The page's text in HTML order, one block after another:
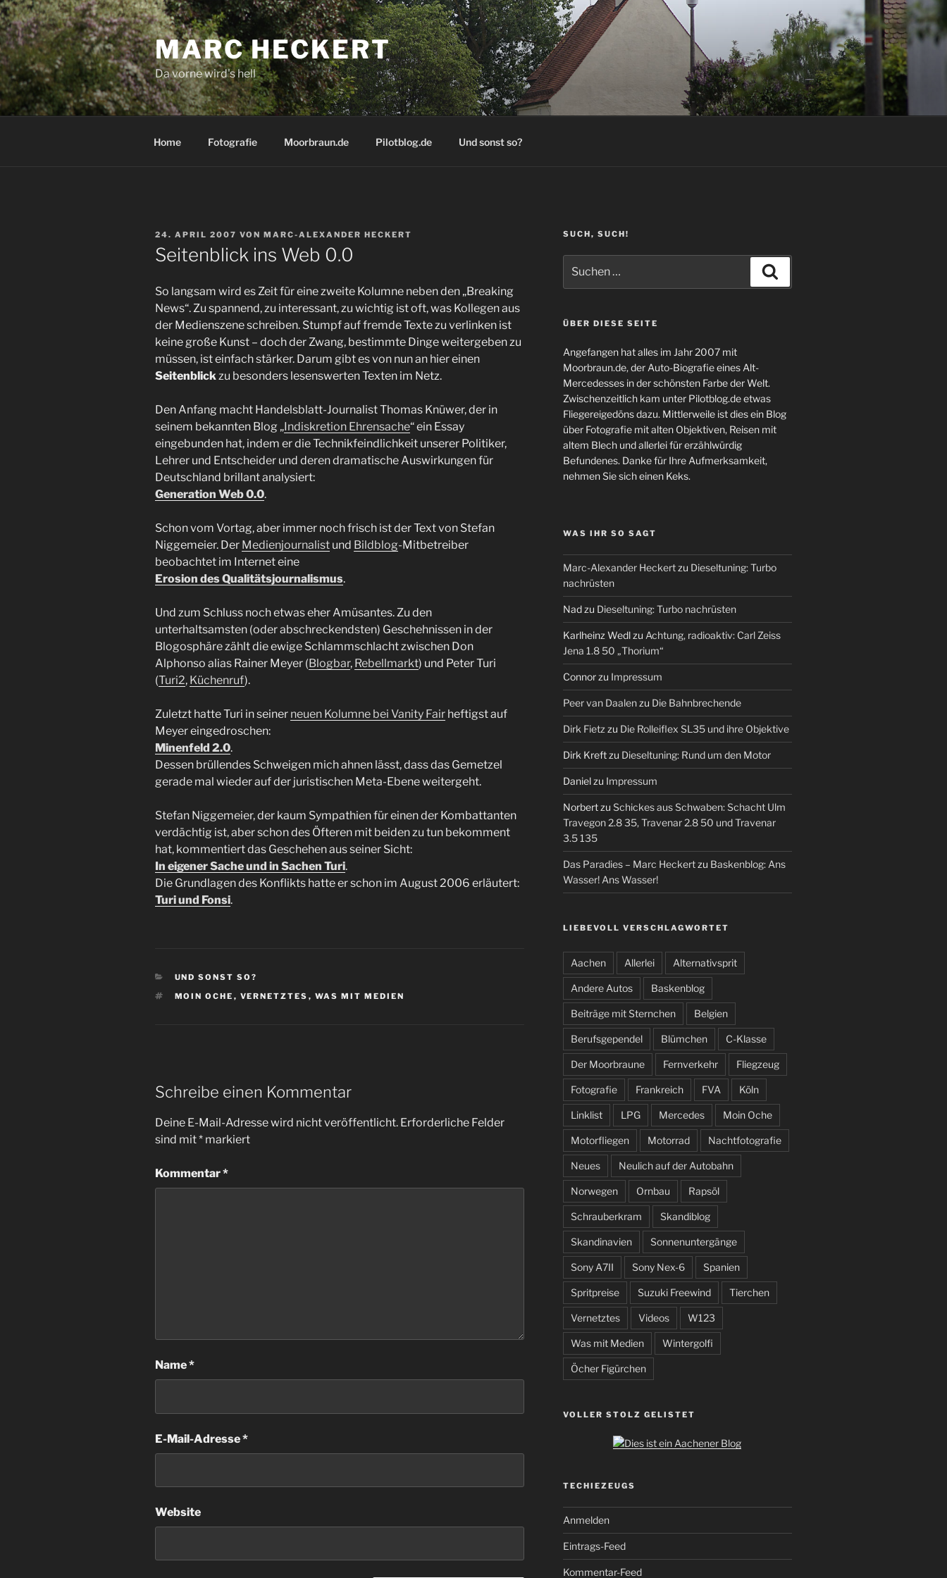
Zum
Inhalt
springen
MARC HECKERT
Da vorne wird's hell
Home Fotografie Moorbraun.de Pilotblog.de Und sonst so?
VERÖFFENTLICHT
AM
24. APRIL 2007 VON MARC-ALEXANDER HECKERT
Seitenblick ins Web 0.0
So langsam wird es Zeit für eine zweite Kolumne neben den „Breaking
News“. Zu spannend, zu interessant, zu wichtig ist oft, was Kollegen aus
der Medienszene schreiben. Stumpf auf fremde Texte zu verlinken ist
keine große Kunst – doch der Zwang, bestimmte Dinge weitergeben zu
müssen, ist einfach stärker. Darum gibt es von nun an hier einen
Seitenblickzu besonders lesenswerten Texten im Netz.
Den Anfang macht Handelsblatt-Journalist Thomas Knüwer, der in
seinem bekannten Blog „Indiskretion Ehrensache“ ein Essay
eingebunden hat, indem er die Technikfeindlichkeit unserer Politiker,
Lehrer und Entscheider und deren dramatische Auswirkungen für
Deutschland brillant analysiert:
Generation Web 0.0.
Schon vom Vortag, aber immer noch frisch ist der Text von Stefan
Niggemeier. Der Medienjournalist und Bildblog-Mitbetreiber
beobachtet im Internet eine
Erosion des Qualitätsjournalismus.
Und zum Schluss noch etwas eher Amüsantes. Zu den
unterhaltsamsten (oder abschreckendsten) Geschehnissen in der
Blogosphäre zählt die ewige Schlammschlacht zwischen Don
Alphonso alias Rainer Meyer ( Blogbar, Rebellmarkt) und Peter Turi
(Turi2, Küchenruf).
Zuletzt hatte Turi in seiner neuen Kolumne bei Vanity Fair heftigst auf
Meyer eingedroschen:
Minenfeld 2.0.
Dessen brüllendes Schweigen mich ahnen lässt, dass das Gemetzel
gerade mal wieder auf der juristischen Meta-Ebene weitergeht.
Stefan Niggemeier, der kaum Sympathien für einen der Kombattanten
verdächtig ist, aber schon des Öfteren mit beiden zu tun bekomment
hat, kommentiert das Geschehen aus seiner Sicht:
In eigener Sache und in Sachen Turi.
Die Grundlagen des Konflikts hatte er schon im August 2006 erläutert:
Turi und Fonsi.
KATEGORIEN
UND SONST SO?
SCHLAGWÖRTER
MOIN OCHE , VERNETZTES , WAS MIT MEDIEN
Schreibe einen Kommentar
Deine E-Mail-Adresse wird nicht veröffentlicht. Erforderliche Felder
sind mit* markiert
Kommentar*
Name*
E-Mail-Adresse*
Website
SUCH, SUCH!
nach:
ÜBER DIESE SEITE
Angefangen hat alles im Jahr 2007 mit
Moorbraun.de, der Auto-Biografie eines Alt-
Mercedesses in der schönsten Farbe der Welt.
Zwischenzeitlich kam unter Pilotblog.de etwas
Fliegereigedöns dazu. Mittlerweile ist dies ein Blog
über Fotografie mit alten Objektiven, Reisen mit
altem Blech und allerlei für erzählwürdig
Befundenes. Danke für Ihre Aufmerksamkeit,
nehmen Sie sich einen Keks.
WAS IHR SO SAGT
Marc-Alexander Heckertzu Dieseltuning: Turbo
nachrüsten
Nadzu Dieseltuning: Turbo nachrüsten
Karlheinz Wedlzu Achtung, radioaktiv: Carl Zeiss
Jena 1.8 50 „Thorium“
Connorzu Impressum
Peer van Daalenzu Die Bahnbrechende
Dirk Fietz zu Die Rolleiflex SL35 und ihre Objektive
Dirk Kreftzu Dieseltuning: Rund um den Motor
Danielzu Impressum
Norbertzu Schickes aus Schwaben: Schacht Ulm
Travegon 2.8 35, Travenar 2.8 50 und Travenar
3.5 135
Das Paradies – Marc Heckertzu Baskenblog: Ans
Wasser! Ans Wasser!
LIEBEVOLL VERSCHLAGWORTET
Aachen Allerlei Alternativsprit
Andere Autos Baskenblog
Beiträge mit Sternchen Belgien
Berufsgependel Blümchen C-Klasse
Der Moorbraune Fernverkehr Fliegzeug
Fotografie Frankreich FVA Köln
Linklist LPG Mercedes Moin Oche
Motorfliegen Motorrad Nachtfotografie
Neues Neulich auf der Autobahn
Norwegen Ornbau Rapsöl
Schrauberkram Skandiblog
Skandinavien Sonnenuntergänge
Sony A7II Sony Nex-6 Spanien
Spritpreise Suzuki Freewind Tierchen
Vernetztes Videos W123
Was mit Medien Wintergolfi
Öcher Figürchen
VOLLER STOLZ GELISTET
TECHIEZEUGS
Anmelden
Eintrags-Feed
Kommentar-Feed